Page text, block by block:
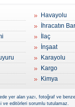
Havayolu
İhracatın
İlaç
İnşaat
Karayolu
Kargo
Kimya
yer alan yazı, fotoğraf ve
ve editörleri sorumlu tutulamaz.